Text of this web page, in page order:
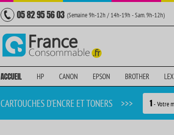
05 82 95 56 03 (Semaine 9h-12h / 14h-19h - Sam. 9h-12h)
ACCUEIL HP CANON EPSON BROTHER
CARTOUCHES D'ENCRE ET TONERS >>> 1- Votre